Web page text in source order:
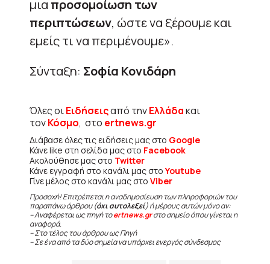
μια προσομοίωση των
περιπτώσεων, ώστε να ξέρουμε και
εμείς τι να περιμένουμε».
Σύνταξη: Σοφία Κονιδάρη
Όλες οιΕιδήσειςαπό τηνΕλλάδακαι
τονΚόσμο, στο ertnews.gr
Διάβασε όλες τις ειδήσεις μας στο Google
Κάνε like στη σελίδα μας στο Facebook
Ακολούθησε μας στο Twitter
Κάνε εγγραφή στο κανάλι μας στοYoutube
Γίνε μέλος στο κανάλι μας στο Viber
Προσοχή! Επιτρέπεται η αναδημοσίευση των πληροφοριών του
παραπάνω άρθρου (όχι αυτολεξεί) ή μέρους αυτών μόνο αν:
– Αναφέρεται ως πηγή τοertnews.grστο σημείο όπου γίνεται η
αναφορά.
– Στο τέλος του άρθρου ως Πηγή
– Σε ένα από τα δύο σημεία να υπάρχει ενεργός σύνδεσμος